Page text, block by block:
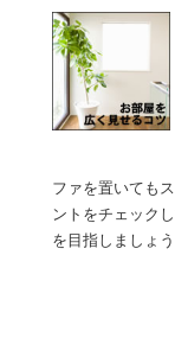
ファを置いても
ントをチェック
を目指しましょ